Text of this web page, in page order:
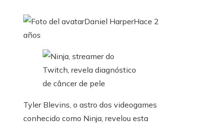
Daniel HarperHace 2
años
Tyler Blevins, o astro dos videogames
conhecido como Ninja, revelou esta